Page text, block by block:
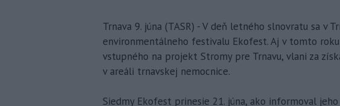
Trnava 9. júna (TASR) - V deň letného slnovratu sa v
environmentálneho festivalu Ekofest. Aj v tomto
vstupného na projekt Stromy pre Trnavu, vlani za
v areáli trnavskej nemocnice.
Siedmy Ekofest prinesie 21. júna, ako informoval